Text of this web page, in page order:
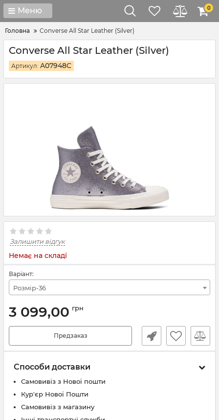
Меню 0
Головна Converse All Star Leather (Silver)
Converse All Star Leather (Silver)
Артикул: A07948C
Залишити відгук
Немає на складі
Варіант:
Розмір-36
3 099,00 грн
Предзаказ
Способи доставки
Самовивіз з Нової пошти
Кур'єр Нової Пошти
Самовивіз з магазину